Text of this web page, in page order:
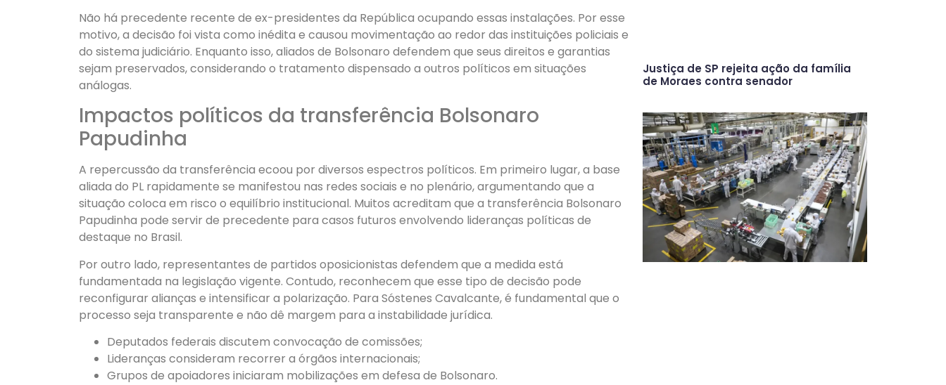
Não há precedente recente de ex-presidentes da República ocupando essas instalações. Por esse
motivo, a decisão foi vista como inédita e causou movimentação ao redor das instituições policiais e
do sistema judiciário. Enquanto isso, aliados de Bolsonaro defendem que seus direitos e garantias
sejam preservados, considerando o tratamento dispensado a outros políticos em situações
análogas.
Impactos políticos da transferência Bolsonaro
Papudinha
A repercussão da transferência ecoou por diversos espectros políticos. Em primeiro lugar, a base
aliada do PL rapidamente se manifestou nas redes sociais e no plenário, argumentando que a
situação coloca em risco o equilíbrio institucional. Muitos acreditam que a transferência Bolsonaro
Papudinha pode servir de precedente para casos futuros envolvendo lideranças políticas de
destaque no Brasil.
Por outro lado, representantes de partidos oposicionistas defendem que a medida está
fundamentada na legislação vigente. Contudo, reconhecem que esse tipo de decisão pode
reconfigurar alianças e intensificar a polarização. Para Sóstenes Cavalcante, é fundamental que o
processo seja transparente e não dê margem para a instabilidade jurídica.
Deputados federais discutem convocação de comissões;
Lideranças consideram recorrer a órgãos internacionais;
Grupos de apoiadores iniciaram mobilizações em defesa de Bolsonaro.
Justiça de SP rejeita ação da família
de Moraes contra senador